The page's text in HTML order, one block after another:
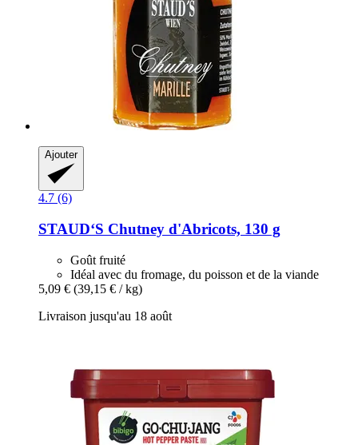
Ajouter
4.7 (6)
STAUD‘S Chutney d'Abricots, 130 g
Goût fruité
Idéal avec du fromage, du poisson et de la viande
5,09 € (39,15 € / kg)
Livraison jusqu'au 18 août